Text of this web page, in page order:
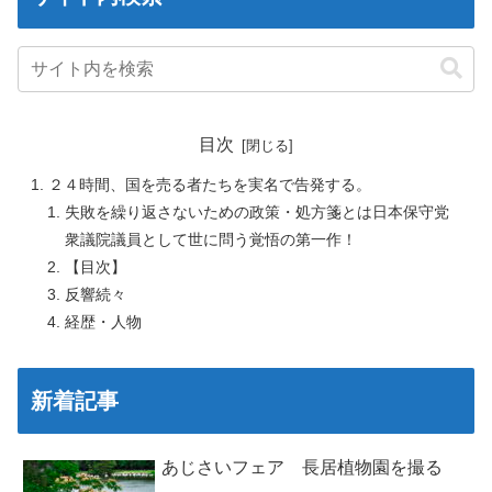
目次
２４時間、国を売る者たちを実名で告発する。
失敗を繰り返さないための政策・処方箋とは日本保守党
衆議院議員として世に問う覚悟の第一作！
【目次】
反響続々
経歴・人物
新着記事
あじさいフェア 長居植物園を撮る